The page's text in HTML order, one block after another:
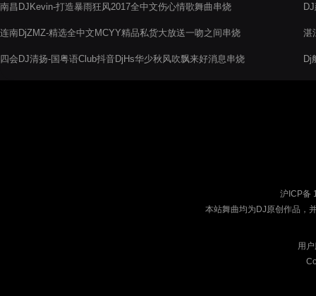
南昌DJKevin-打造暴雨狂风2017全中文伤心情歌舞曲串烧
连南DjZMZ-精选全中文MCYY精品私货大放送一吻之间串烧
四会DJ清扬-国粤语Club抖音DjHs华少秋风吹飘来好消息串烧
湛
Dj
沪ICP备
本站舞曲均为DJ原创作品，
用